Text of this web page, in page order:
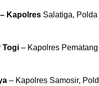
Kapolres Salatiga, Polda
Togi – Kapolres Pematang
– Kapolres Samosir,